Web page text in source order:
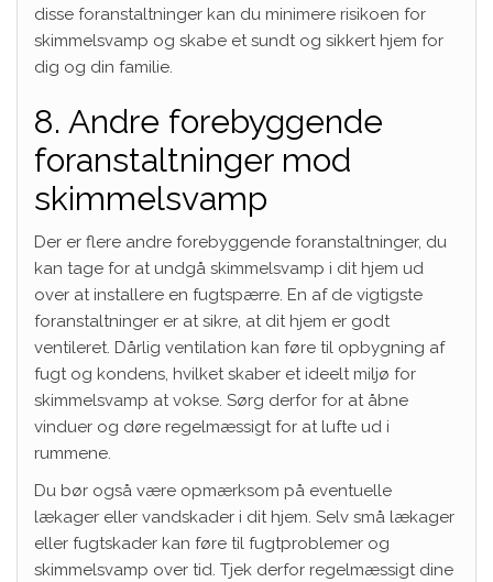
disse foranstaltninger kan du minimere risikoen for
skimmelsvamp og skabe et sundt og sikkert hjem for
dig og din familie.
8. Andre forebyggende
foranstaltninger mod
skimmelsvamp
Der er flere andre forebyggende foranstaltninger, du
kan tage for at undgå skimmelsvamp i dit hjem ud
over at installere en fugtspærre. En af de vigtigste
foranstaltninger er at sikre, at dit hjem er godt
ventileret. Dårlig ventilation kan føre til opbygning af
fugt og kondens, hvilket skaber et ideelt miljø for
skimmelsvamp at vokse. Sørg derfor for at åbne
vinduer og døre regelmæssigt for at lufte ud i
rummene.
Du bør også være opmærksom på eventuelle
lækager eller vandskader i dit hjem. Selv små lækager
eller fugtskader kan føre til fugtproblemer og
skimmelsvamp over tid. Tjek derfor regelmæssigt dine